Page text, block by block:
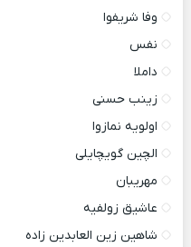
وفا شریفوا
نفس
داملا
زینب حسنی
اولویه نمازوا
الچین گویچایلی
مهریبان
عاشیق زولفیه
شاهین زین العابدین زاده